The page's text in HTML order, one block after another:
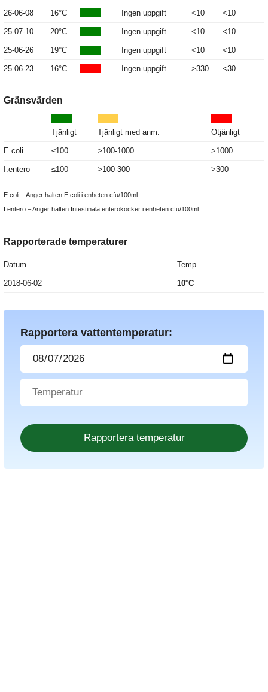
26-06-08 16°C Ingen uppgift <10 <10
25-07-10 20°C Ingen uppgift <10 <10
25-06-26 19°C Ingen uppgift <10 <10
25-06-23 16°C Ingen uppgift >330 <30
Gränsvärden
Tjänligt Tjänligt med anm. Otjänligt
E.coli ≤100 >100-1000 >1000
I.entero ≤100 >100-300 >300
E.coli – Anger halten E.coli i enheten cfu/100ml.
I.entero – Anger halten Intestinala enterokocker i enheten cfu/100ml.
Rapporterade temperaturer
Datum Temp
2018-06-02 10°C
Rapportera vattentemperatur: